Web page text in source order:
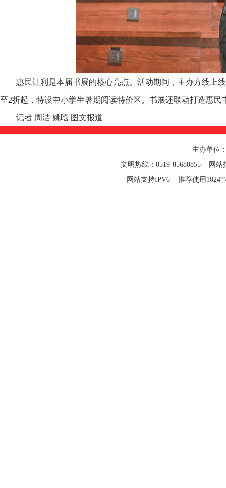
惠民让利是本届书展的核心亮点。活动期间，主办方线上
至2折起，特设中小学生暑期阅读特价区。书展还联动打造惠
记者 周洁 姚晗 图文报道
主办单位
文明热线：0519-85680855 网站
网站支持IPV6 推荐使用